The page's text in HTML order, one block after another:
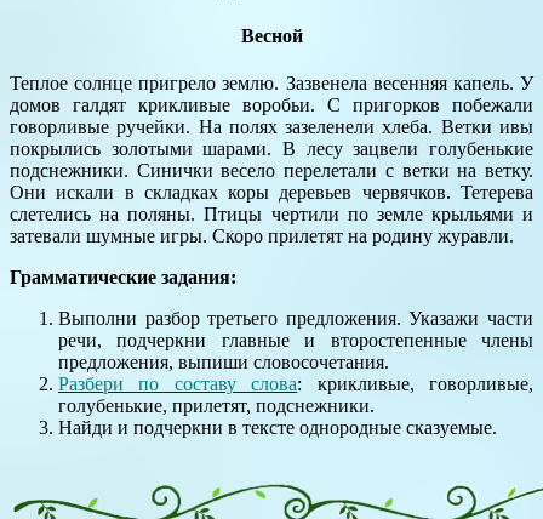
Весной
Теплое солнце пригрело землю. Зазвенела весенняя капель. У
домов галдят крикливые воробьи. С пригорков побежали
говорливые ручейки. На полях зазеленели хлеба. Ветки ивы
покрылись золотыми шарами. В лесу зацвели голубенькие
подснежники. Синички весело перелетали с ветки на ветку.
Они искали в складках коры деревьев червячков. Тетерева
слетелись на поляны. Птицы чертили по земле крыльями и
затевали шумные игры. Скоро прилетят на родину журавли.
Грамматические задания:
Выполни разбор третьего предложения. Указажи части
речи, подчеркни главные и второстепенные члены
предложения, выпиши словосочетания.
Разбери по составу слова: крикливые, говорливые,
голубенькие, прилетят, подснежники.
Найди и подчеркни в тексте однородные сказуемые.